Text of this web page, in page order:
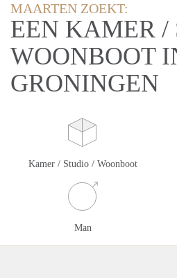
MAARTEN ZOEKT:
EEN KAMER /
WOONBOOT
GRONINGEN
Kamer / Studio / Woonboot
Man